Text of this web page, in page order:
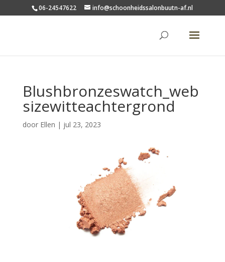
06-24547622 info@schoonheidssalonbuutn-af.nl
Blushbronzeswatch_web
sizewitteachtergrond
door Ellen | jul 23, 2023